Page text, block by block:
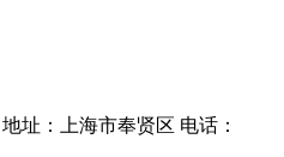
地址：上海市奉贤区 电话：